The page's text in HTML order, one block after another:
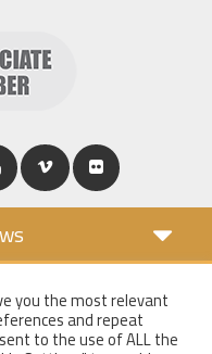
you the most relevant
and repeat
to the use of ALL the